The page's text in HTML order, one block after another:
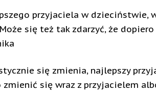
przyjaciela w dzieciństwie,
się też tak zdarzyć, że
się zmienia, najlepszy
się wraz z przyjacielem